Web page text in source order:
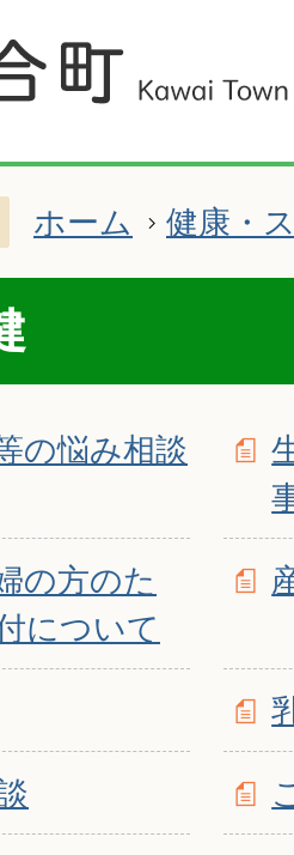
ホーム 健康・
の悩み相談
の方のた
について